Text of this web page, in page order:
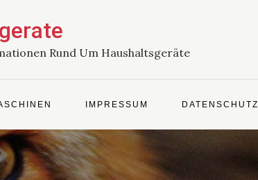
Rund Um Haushaltsgeräte
IMPRESSUM DATENSCHUTZ